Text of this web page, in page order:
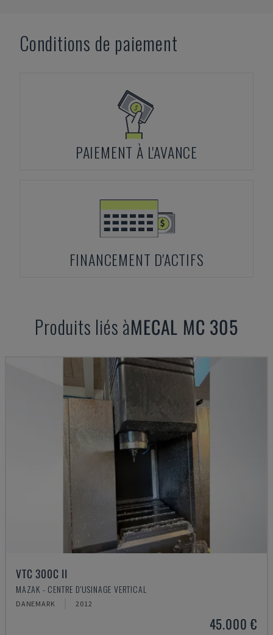
Conditions de paiement
PAIEMENT À L'AVANCE
FINANCEMENT D'ACTIFS
Produits liés àMECAL MC 305
VTC 300C II
MAZAK - CENTRE D'USINAGE VERTICAL
DANEMARK 2012
45.000 €